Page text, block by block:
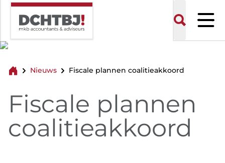
Overslaan
de
gaan
Zoeken
Nieuws Fiscale plannen coalitieakkoord
Fiscale plannen
coalitieakkoord